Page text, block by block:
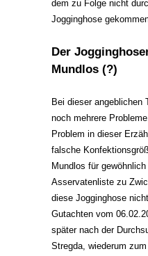
dem zu Folge nicht
Jogginghose
Der
Mundlos (?)
Bei dieser angeblichen
noch mehrere
Problem in dieser
falsche
Mundlos für
Asservatenliste zu
diese Jogginghose
Gutachten vom
später nach der
Stregda, wiederum